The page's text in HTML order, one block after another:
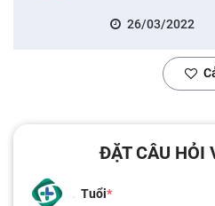
26/03/2022
ĐẶT CÂU HỎI
Tuổi